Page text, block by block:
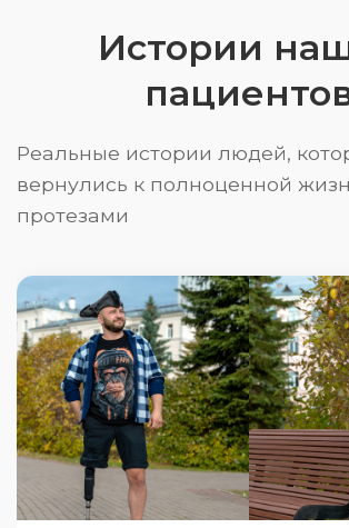
Истории
Реальные истории людей,
вернулись к полноценной
протезами